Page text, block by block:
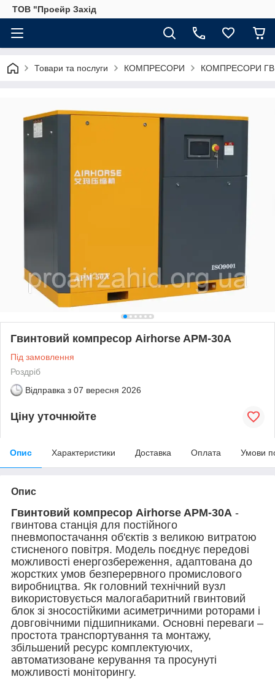
ТОВ "Проейр Захід
Товари та послуги КОМПРЕСОРИ КОМПРЕСОРИ
Гвинтовий компресор Airhorse APM-30A
Під замовлення
Роздріб
Відправка з 07 вересня 2026
Ціну уточнюйте
Опис Характеристики Доставка Оплата Умови
Опис
Гвинтовий компресор Airhorse APM-30A -
гвинтова станція для постійного
пневмопостачання об'єктів з великою витратою
стисненого повітря. Модель поєднує передові
можливості енергозбереження, адаптована до
жорстких умов безперервного промислового
виробництва. Як головний технічний вузл
використовується малогабаритний гвинтовий
блок зі зносостійкими асиметричними роторами і
довговічними підшипниками. Основні переваги –
простота транспортування та монтажу,
збільшений ресурс комплектуючих,
автоматизоване керування та просунуті
можливості моніторингу.